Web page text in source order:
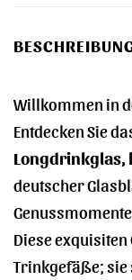
Willkommen in
Entdecken Sie
Longdrinkglas,
deutscher
Diese
Trinkgefäße; sie